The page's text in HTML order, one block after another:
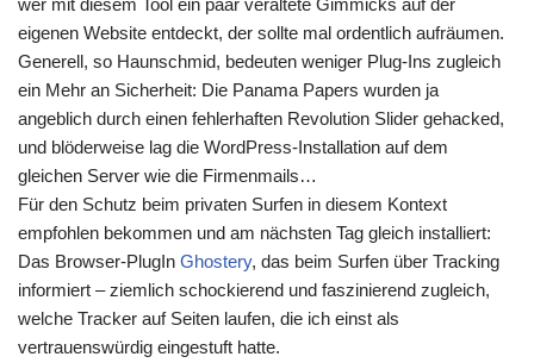
wer mit diesem Tool ein paar veraltete Gimmicks auf der
eigenen Website entdeckt, der sollte mal ordentlich aufräumen.
Generell, so Haunschmid, bedeuten weniger Plug-Ins zugleich
ein Mehr an Sicherheit: Die Panama Papers wurden ja
angeblich durch einen fehlerhaften Revolution Slider gehacked,
und blöderweise lag die WordPress-Installation auf dem
gleichen Server wie die Firmenmails…
Für den Schutz beim privaten Surfen in diesem Kontext
empfohlen bekommen und am nächsten Tag gleich installiert:
Das Browser-PlugIn Ghostery, das beim Surfen über Tracking
informiert – ziemlich schockierend und faszinierend zugleich,
welche Tracker auf Seiten laufen, die ich einst als
vertrauenswürdig eingestuft hatte.